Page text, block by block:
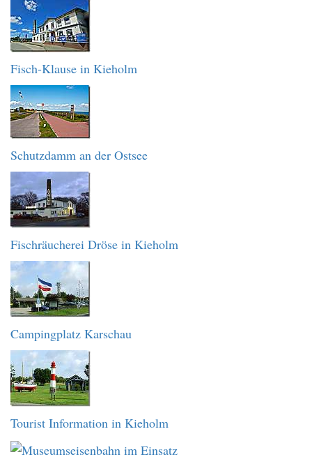
Fisch-Klause in Kieholm
Schutzdamm an der Ostsee
Fischräucherei Dröse in Kieholm
Campingplatz Karschau
Tourist Information in Kieholm